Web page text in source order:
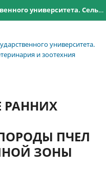
Вестник Ошского государственного университета. Сельское хозяйство: агрономия, ветеринария и зоотехния
университета.
и зоотехния
РАННИХ
ПЧЕЛ
ЗОНЫ